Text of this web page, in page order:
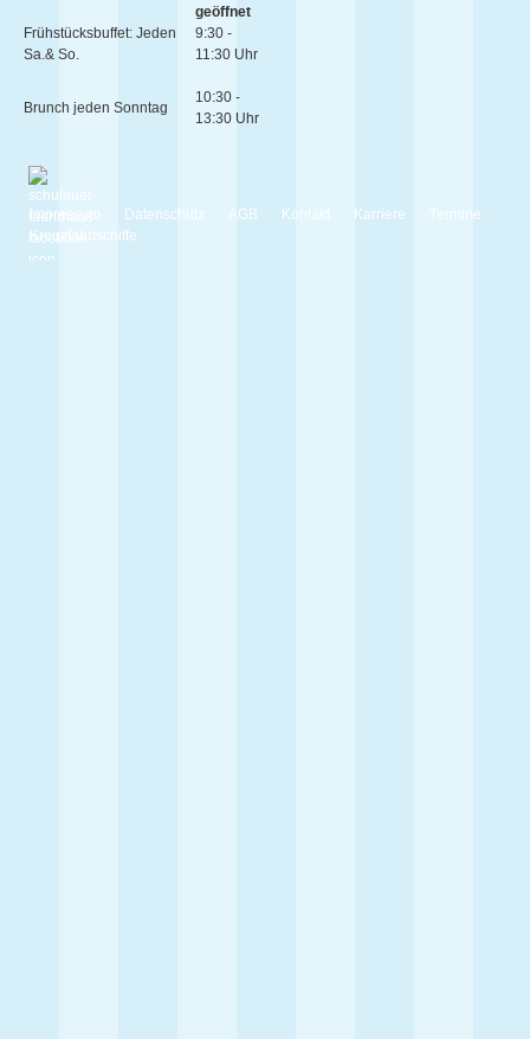
geöffnet
Frühstücksbuffet: Jeden
Sa.& So.
9:30 -
11:30 Uhr
Brunch jeden Sonntag
10:30 -
13:30 Uhr
Impressum Datenschutz AGB Kontakt Karriere
Termine
Kreuzfahrtschiffe